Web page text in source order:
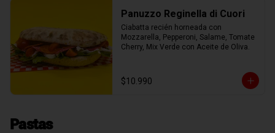
Panuzzo Reginella di Cuori
Ciabatta recién horneada con
Mozzarella, Pepperoni, Salame, Tomate
Cherry, Mix Verde con Aceite de Oliva.
$10.990
Pastas